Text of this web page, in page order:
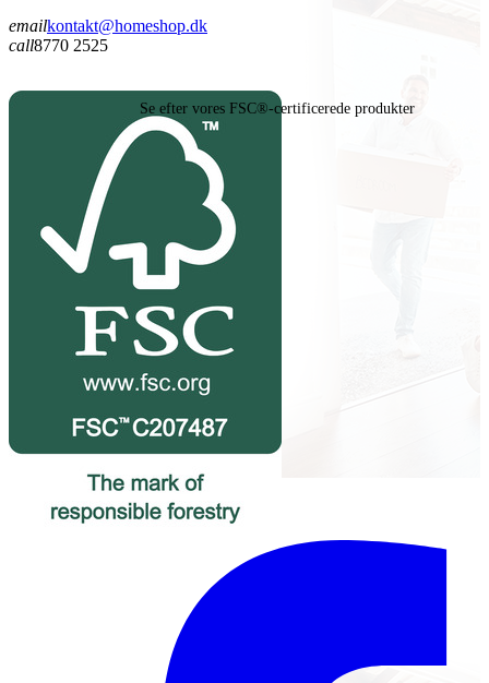
emailkontakt@homeshop.dk
call8770 2525
Se efter vores FSC®-certificerede produkter